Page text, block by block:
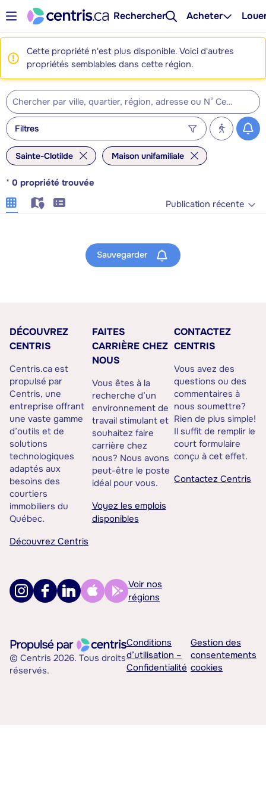
Rechercher Acheter
Cette propriété n'est plus disponible. Voici d'autres
propriétés semblables dans cette région.
Filtres
Sainte-Clotilde Maison unifamiliale
* 0 propriété trouvée
Publication récente
Sauvegarder
DÉCOUVREZ
CENTRIS
Centris.ca est
propulsé par
Centris, une
entreprise offrant
une vaste gamme
d’outils et de
solutions
technologiques
adaptés aux
besoins des
courtiers
immobiliers du
Québec.
Découvrez Centris
FAITES
CARRIÈRE CHEZ
NOUS
Vous êtes à la
recherche d’un
environnement de
travail stimulant et
souhaitez faire
carrière chez
nous? Nous avons
peut-être le poste
idéal pour vous.
Voyez les emplois
disponibles
CONTACTEZ
CENTRIS
Vous avez des
questions ou des
commentaires à
nous soumettre?
Rien de plus simple!
Il suffit de remplir le
court formulaire
conçu à cet effet.
Contactez Centris
Voir nos
régions
© Centris 2026. Tous droits
réservés.
Conditions
d’utilisation –
Confidentialité
Gestion des
consentements
cookies